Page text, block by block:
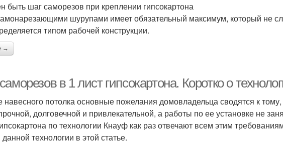
быть шаг саморезов при креплении гипсокартона
шурупами имеет обязательный максимум, который не
типом рабочей конструкции.
→
в 1 лист гипсокартона. Коротко о
потолка основные пожелания домовладельца сводятся к тому,
долговечной и привлекательной, а работы по ее установке не
по технологии Кнауф как раз отвечают всем этим
технологии в этой статье.